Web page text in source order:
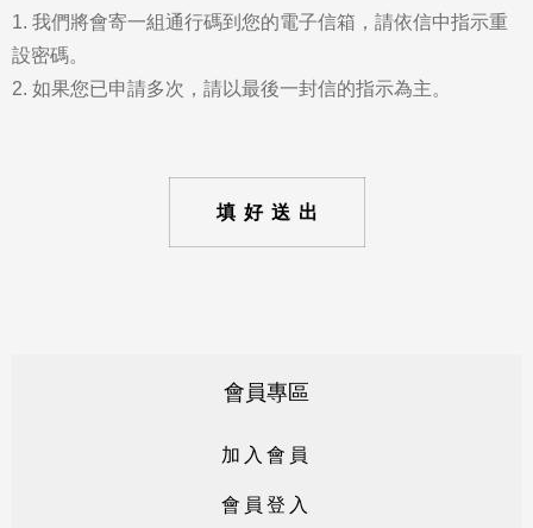
1. 我們將會寄一組通行碼到您的電子信箱，請依信中指示重
設密碼。
2. 如果您已申請多次，請以最後一封信的指示為主。
填好送出
會員專區
加 入 會 員
會 員 登 入